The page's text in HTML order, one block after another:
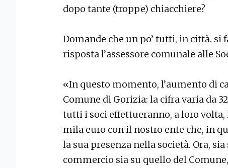
dopo tante (troppe) chiacchiere?
Domande che un po’ tutti, in città. si
risposta l’assessore comunale alle
«In questo momento, l’aumento di
Comune di Gorizia: la cifra varia da
tutti i soci effettueranno, a loro
mila euro con il nostro ente che, in
la sua presenza nella società. Ora,
commercio sia su quello del